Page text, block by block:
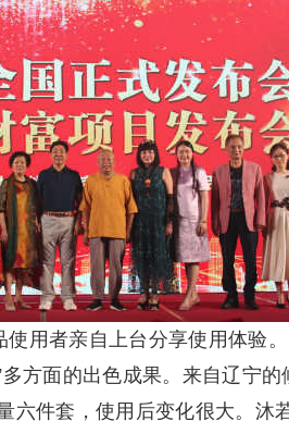
用者亲自上台分享使用体验
方面的出色成果。来自辽宁
六件套，使用后变化很大。沐